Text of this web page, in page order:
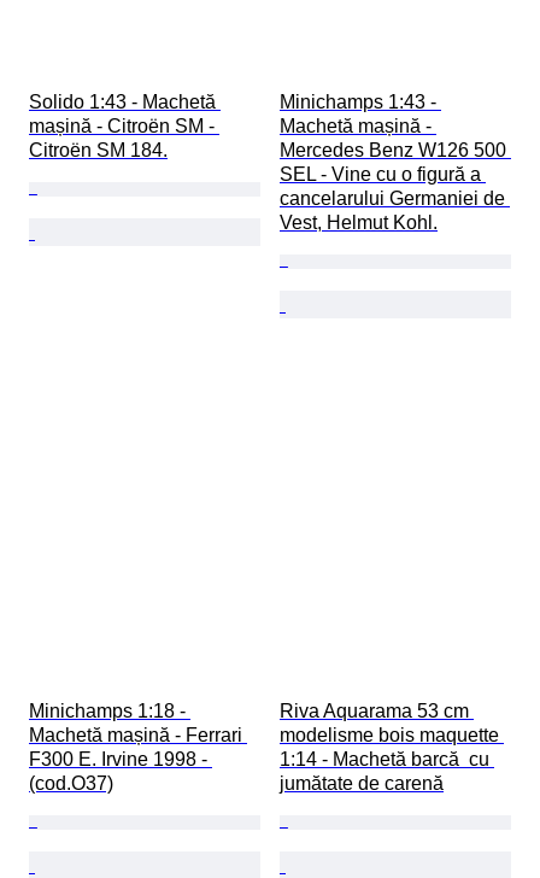
Solido 1:43 - Machetă
mașină - Citroën SM -
Citroën SM 184.
Minichamps 1:43 -
Machetă mașină -
Mercedes Benz W126 500
SEL - Vine cu o figură a
cancelarului Germaniei de
Vest, Helmut Kohl.
Minichamps 1:18 -
Machetă mașină - Ferrari
F300 E. Irvine 1998 -
(cod.O37)
Riva Aquarama 53 cm
modelisme bois maquette
1:14 - Machetă barcă  cu
jumătate de carenă